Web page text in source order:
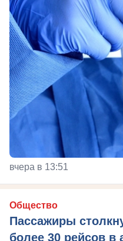
вчера в 13:51
Общество
Пассажиры
более 30 рейсов в